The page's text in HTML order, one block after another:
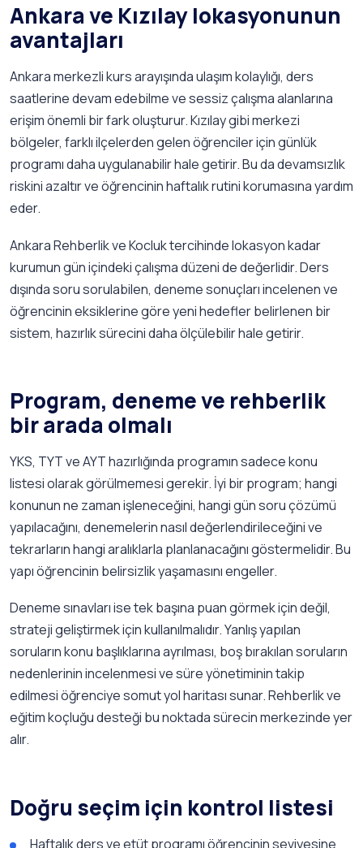
Ankara ve Kızılay lokasyonunun
avantajları
Ankara merkezli kurs arayışında ulaşım kolaylığı, ders
saatlerine devam edebilme ve sessiz çalışma alanlarına
erişim önemli bir fark oluşturur. Kızılay gibi merkezi
bölgeler, farklı ilçelerden gelen öğrenciler için günlük
programı daha uygulanabilir hale getirir. Bu da devamsızlık
riskini azaltır ve öğrencinin haftalık rutini korumasına yardım
eder.
Ankara Rehberlik ve Kocluk tercihinde lokasyon kadar
kurumun gün içindeki çalışma düzeni de değerlidir. Ders
dışında soru sorulabilen, deneme sonuçları incelenen ve
öğrencinin eksiklerine göre yeni hedefler belirlenen bir
sistem, hazırlık sürecini daha ölçülebilir hale getirir.
Program, deneme ve rehberlik
bir arada olmalı
YKS, TYT ve AYT hazırlığında programın sadece konu
listesi olarak görülmemesi gerekir. İyi bir program; hangi
konunun ne zaman işleneceğini, hangi gün soru çözümü
yapılacağını, denemelerin nasıl değerlendirileceğini ve
tekrarların hangi aralıklarla planlanacağını göstermelidir. Bu
yapı öğrencinin belirsizlik yaşamasını engeller.
Deneme sınavları ise tek başına puan görmek için değil,
strateji geliştirmek için kullanılmalıdır. Yanlış yapılan
soruların konu başlıklarına ayrılması, boş bırakılan soruların
nedenlerinin incelenmesi ve süre yönetiminin takip
edilmesi öğrenciye somut yol haritası sunar. Rehberlik ve
eğitim koçluğu desteği bu noktada sürecin merkezinde yer
alır.
Doğru seçim için kontrol listesi
Haftalık ders ve etüt programı öğrencinin seviyesine